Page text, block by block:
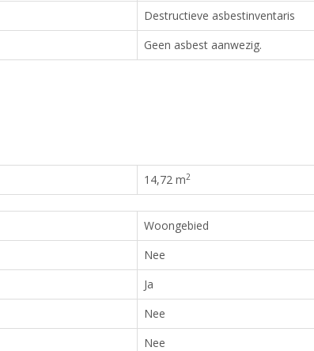
Destructieve asbestinventaris
Geen asbest aanwezig.
14,72 m2
Woongebied
Nee
Ja
Nee
Nee